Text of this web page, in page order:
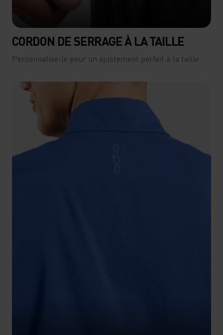
CORDON DE SERRAGE À LA TAILLE
Personnalise-le pour un ajustement parfait à ta taille.